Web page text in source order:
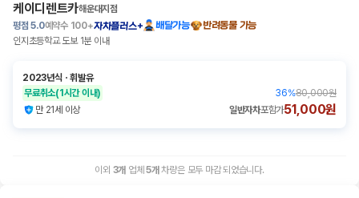
케이디렌트카해운대지점
평점 5.0예약수 100+자차플러스+ 배달가능
반려동물 가능
인지초등학교 도보 1분 이내
2023년식 ㆍ휘발유
무료취소(1시간 이내) 36%80,000원
만 21세 이상
일반자차포함가51,000원
이외 3개 업체5개 차량은 모두 마감 되었습니다.